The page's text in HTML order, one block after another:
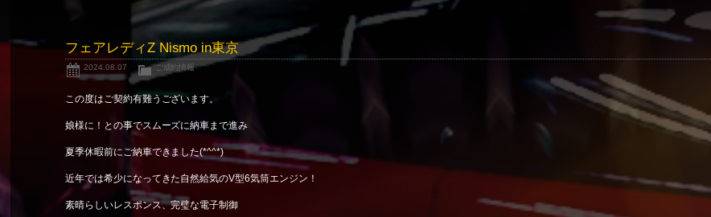
フェアレディZ Nismo in東京
2024.08.07 ご成約情報
この度はご契約有難うございます。
娘様に！との事でスムーズに納車まで進み
夏季休暇前にご納車できました(*^^*)
近年では希少になってきた自然給気のV型6気筒エンジン！
素晴らしいレスポンス、完璧な電子制御